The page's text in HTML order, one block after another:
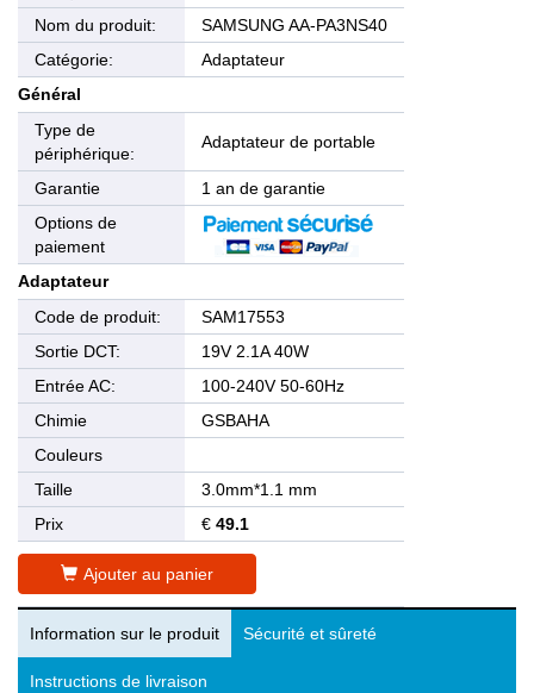
Nom du produit:
SAMSUNG AA-PA3NS40
Catégorie:
Adaptateur
Général
Type de
périphérique:
Adaptateur de portable
Garantie
1 an de garantie
Options de
paiement
Adaptateur
Code de produit:
SAM17553
Sortie DCT:
19V 2.1A 40W
Entrée AC:
100-240V 50-60Hz
Chimie
GSBAHA
Couleurs
Taille
3.0mm*1.1 mm
Prix
€ 49.1
Ajouter au panier
Information sur le produit Sécurité et sûreté
Instructions de livraison